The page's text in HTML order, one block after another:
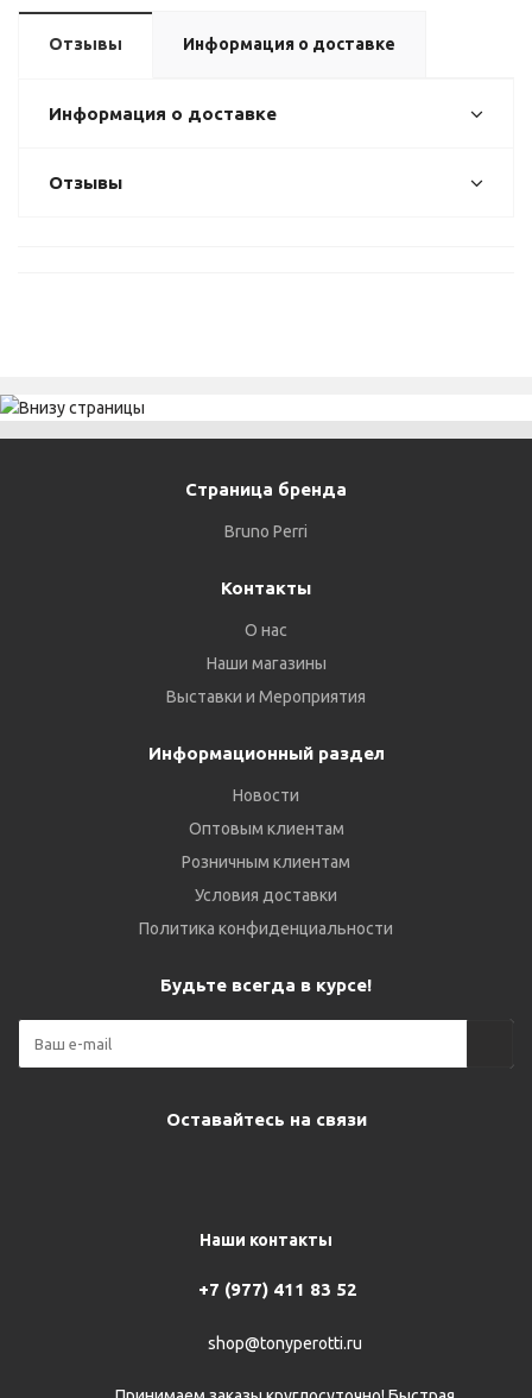
Отзывы Информация о доставке
Информация о доставке
Отзывы
Страница бренда
Bruno Perri
Контакты
О нас
Наши магазины
Выставки и Мероприятия
Информационный раздел
Новости
Оптовым клиентам
Розничным клиентам
Условия доставки
Политика конфиденциальности
Будьте всегда в курсе!
Оставайтесь на связи
Наши контакты
+7 (977) 411 83 52
shop@tonyperotti.ru